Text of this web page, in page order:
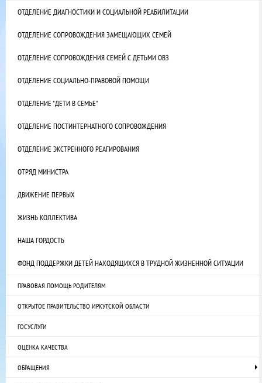
ОТДЕЛЕНИЕ ДИАГНОСТИКИ И СОЦИАЛЬНОЙ РЕАБИЛИТАЦИИ
ОТДЕЛЕНИЕ СОПРОВОЖДЕНИЯ ЗАМЕЩАЮЩИХ СЕМЕЙ
ОТДЕЛЕНИЕ СОПРОВОЖДЕНИЯ СЕМЕЙ С ДЕТЬМИ ОВЗ
ОТДЕЛЕНИЕ СОЦИАЛЬНО-ПРАВОВОЙ ПОМОЩИ
ОТДЕЛЕНИЕ "ДЕТИ В СЕМЬЕ"
ОТДЕЛЕНИЕ ПОСТИНТЕРНАТНОГО СОПРОВОЖДЕНИЯ
ОТДЕЛЕНИЕ ЭКСТРЕННОГО РЕАГИРОВАНИЯ
ОТРЯД МИНИСТРА
ДВИЖЕНИЕ ПЕРВЫХ
ЖИЗНЬ КОЛЛЕКТИВА
НАША ГОРДОСТЬ
ФОНД ПОДДЕРЖКИ ДЕТЕЙ НАХОДЯЩИХСЯ В ТРУДНОЙ ЖИЗНЕННОЙ СИТУАЦИИ
ПРАВОВАЯ ПОМОЩЬ РОДИТЕЛЯМ
ОТКРЫТОЕ ПРАВИТЕЛЬСТВО ИРКУТСКОЙ ОБЛАСТИ
ГОСУСЛУГИ
ОЦЕНКА КАЧЕСТВА
ОБРАЩЕНИЯ